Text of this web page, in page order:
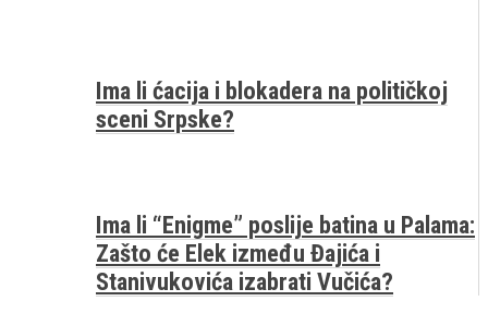
Ima li ćacija i blokadera na političkoj
sceni Srpske?
Ima li “Enigme” poslije batina u Palama:
Zašto će Elek između Đajića i
Stanivukovića izabrati Vučića?